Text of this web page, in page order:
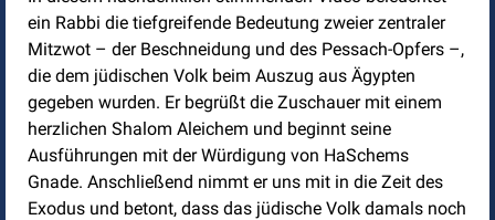
ein Rabbi die tiefgreifende Bedeutung zweier zentraler
Mitzwot – der Beschneidung und des Pessach-Opfers –,
die dem jüdischen Volk beim Auszug aus Ägypten
gegeben wurden. Er begrüßt die Zuschauer mit einem
herzlichen Shalom Aleichem und beginnt seine
Ausführungen mit der Würdigung von HaSchems
Gnade. Anschließend nimmt er uns mit in die Zeit des
Exodus und betont, dass das jüdische Volk damals noch